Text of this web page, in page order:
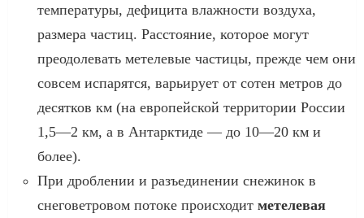
температуры, дефицита влажности воздуха,
размера частиц. Расстояние, которое могут
преодолевать метелевые частицы, прежде чем они
совсем испарятся, варьирует от сотен метров до
десятков км (на европейской территории России
1,5—2 км, а в Антарктиде — до 10—20 км и
более).
При дроблении и разъединении снежинок в
снеговетровом потоке происходит метелевая